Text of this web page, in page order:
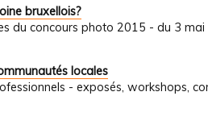
bruxellois?
du concours photo 2015 - du 3
locales
- exposés, workshops,